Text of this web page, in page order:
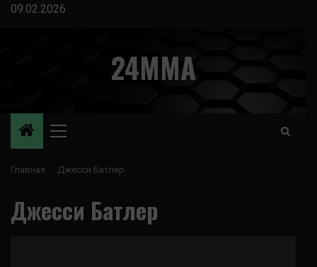
Перейти
09.02.2026
24MMA
Основное
Главная Джесси Батлер
Джесси Батлер